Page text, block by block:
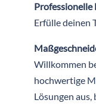
Professionelle
Erfülle deinen
Willkommen
hochwertige
Lösungen